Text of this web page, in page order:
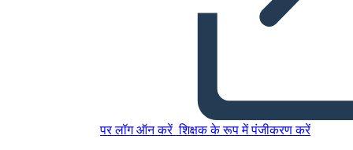
पर लॉग ऑन करें शिक्षक के रूप में पंजीकरण करें
Tegusõna Konjugatsioon
इस स्टोरीबोर्ड को कॉपी करें
स्टोरीबोर्ड बनाएं